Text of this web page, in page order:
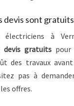
devis sont
électriciens à
devis gratuits
des travaux
pas à
offres.